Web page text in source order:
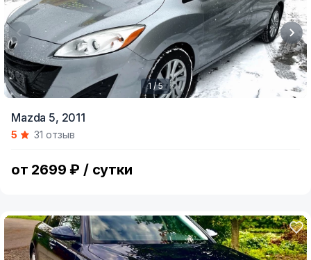
of
1 / 5
Mazda 5, 2011
5 31 отзыв
от 2699 ₽ / сутки